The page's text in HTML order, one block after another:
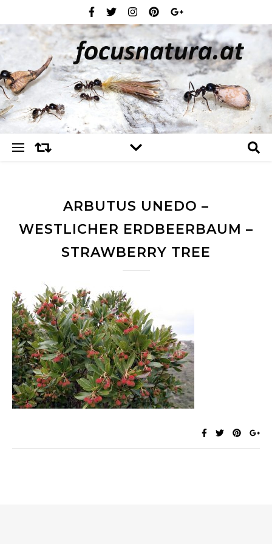
ARBUTUS UNEDO –
WESTLICHER ERDBEERBAUM –
STRAWBERRY TREE